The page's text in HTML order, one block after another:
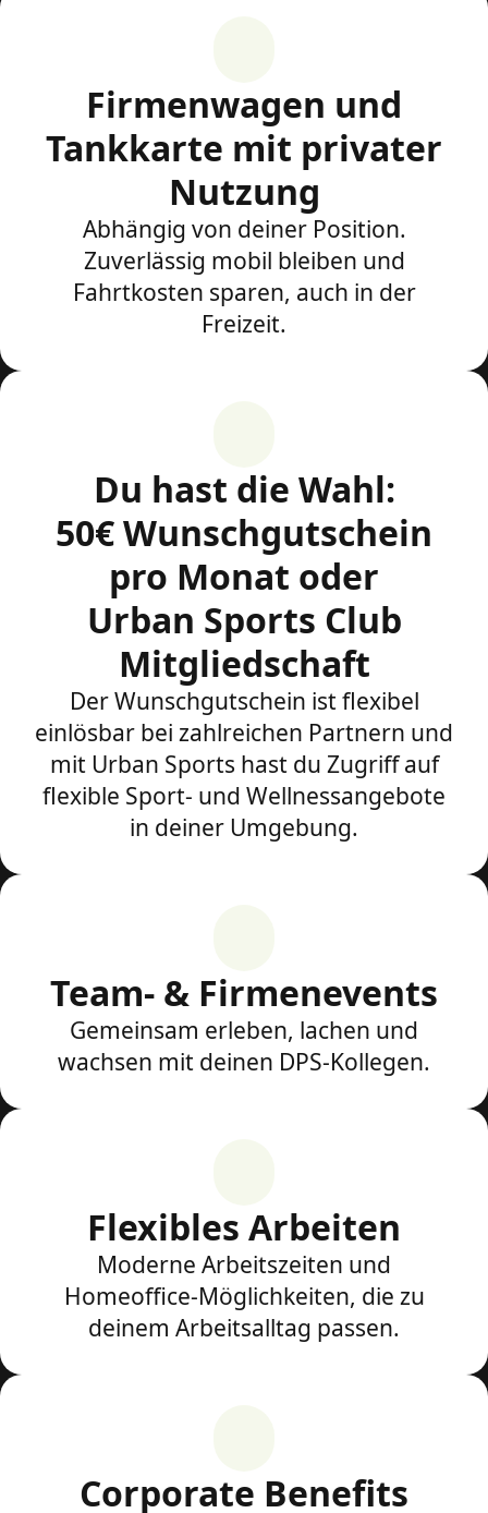
Firmenwagen und
Tankkarte mit privater
Nutzung
Abhängig von deiner Position.
Zuverlässig mobil bleiben und
Fahrtkosten sparen, auch in der
Freizeit.
Du hast die Wahl:
50€ Wunschgutschein
pro Monat oder
Urban Sports Club
Mitgliedschaft
Der Wunschgutschein ist flexibel
einlösbar bei zahlreichen Partnern und
mit Urban Sports hast du Zugriff auf
flexible Sport- und Wellnessangebote
in deiner Umgebung.
Team- & Firmenevents
Gemeinsam erleben, lachen und
wachsen mit deinen DPS-Kollegen.
Flexibles Arbeiten
Moderne Arbeitszeiten und
Homeoffice-Möglichkeiten, die zu
deinem Arbeitsalltag passen.
Corporate Benefits